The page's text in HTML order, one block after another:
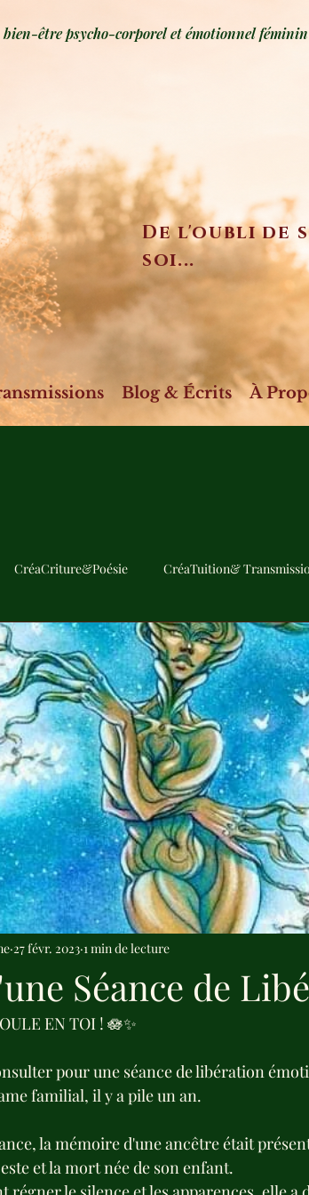
être psycho-corporel et émotionnel
De l'oubli de
soi...
Blog & Écrits À
CréaCriture&Poésie CréaTuition&
Séance de
27 févr. 2023 1 min de lecture
EN TOI ! 🪷✨
pour une séance de libération
familial, il y a pile un an.
la mémoire d'une ancêtre était
et la mort née de son enfant.